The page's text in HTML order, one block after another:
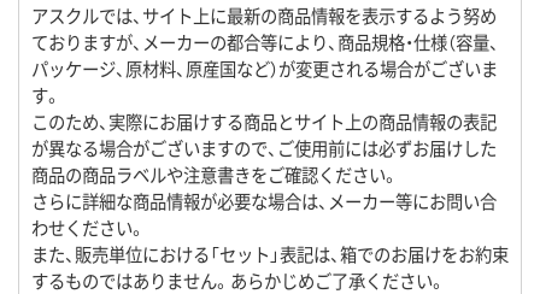
アスクルでは、サイト上に最新の商品情報を表示するよう努め
ておりますが、メーカーの都合等により、商品規格・仕様（容量、
パッケージ、原材料、原産国など）が変更される場合がございま
す。
このため、実際にお届けする商品とサイト上の商品情報の表記
が異なる場合がございますので、ご使用前には必ずお届けした
商品の商品ラベルや注意書きをご確認ください。
さらに詳細な商品情報が必要な場合は、メーカー等にお問い合
わせください。
また、販売単位における「セット」表記は、箱でのお届けをお約束
するものではありません。あらかじめご了承ください。